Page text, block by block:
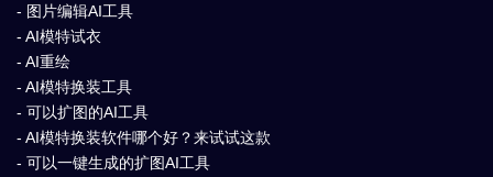
- 图片编辑AI工具
- AI模特试衣
- AI重绘
- AI模特换装工具
- 可以扩图的AI工具
- AI模特换装软件哪个好？来试试这款
- 可以一键生成的扩图AI工具